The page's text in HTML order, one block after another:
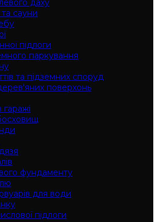
даху
та сауни
підлоги
паркування
та підземних споруд
поверхонь
гаражі
фундаменту
для води
підлоги